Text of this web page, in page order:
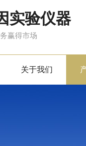
实验仪器
赢得市场
关于我们